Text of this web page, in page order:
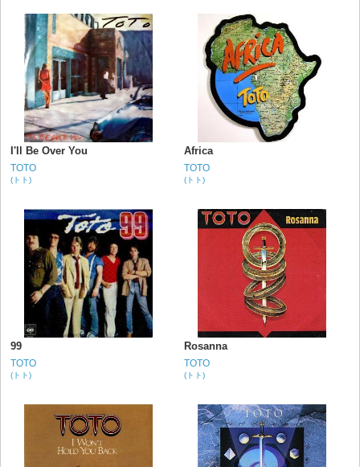
I'll Be Over You
TOTO
(トト)
Africa
TOTO
(トト)
99
TOTO
(トト)
Rosanna
TOTO
(トト)